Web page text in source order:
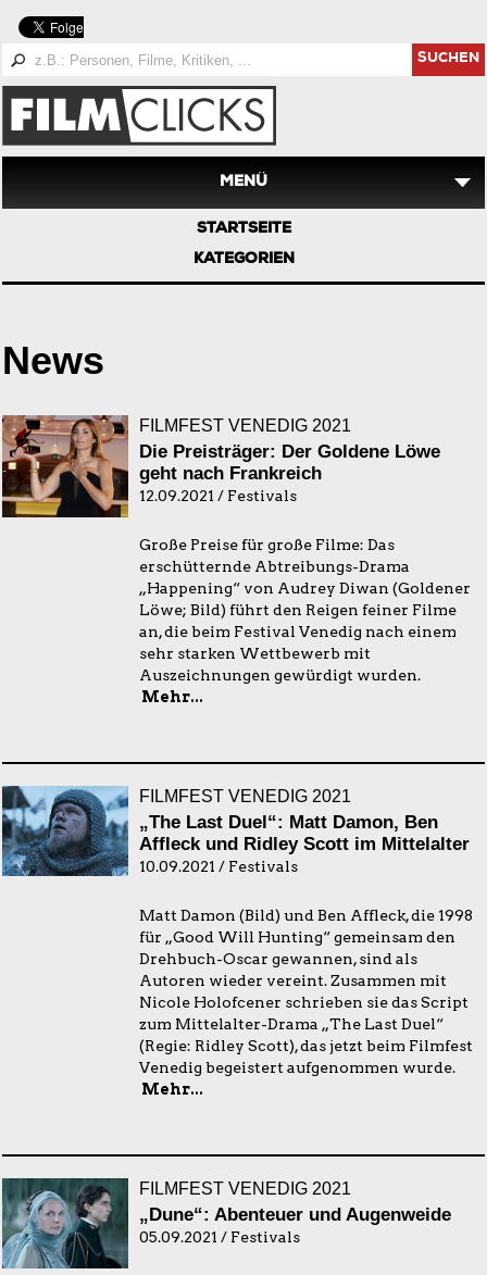
SUCHEN
MENÜ
STARTSEITE
KATEGORIEN
News
FILMFEST VENEDIG 2021
Die Preisträger: Der Goldene Löwe
geht nach Frankreich
12.09.2021 / Festivals
Große Preise für große Filme: Das
erschütternde Abtreibungs-Drama
„Happening“ von Audrey Diwan (Goldener
Löwe; Bild) führt den Reigen feiner Filme
an, die beim Festival Venedig nach einem
sehr starken Wettbewerb mit
Auszeichnungen gewürdigt wurden.
Mehr...
FILMFEST VENEDIG 2021
„The Last Duel“: Matt Damon, Ben
Affleck und Ridley Scott im Mittelalter
10.09.2021 / Festivals
Matt Damon (Bild) und Ben Affleck, die 1998
für „Good Will Hunting“ gemeinsam den
Drehbuch-Oscar gewannen, sind als
Autoren wieder vereint. Zusammen mit
Nicole Holofcener schrieben sie das Script
zum Mittelalter-Drama „The Last Duel“
(Regie: Ridley Scott), das jetzt beim Filmfest
Venedig begeistert aufgenommen wurde.
Mehr...
FILMFEST VENEDIG 2021
„Dune“: Abenteuer und Augenweide
05.09.2021 / Festivals